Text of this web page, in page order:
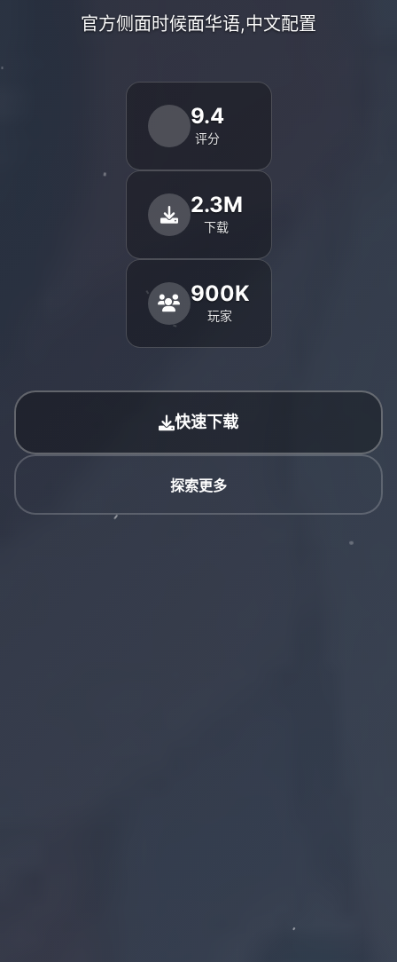
官方侧面时候面华语,中文配置
9.4
评分
2.3M
下载
900K
玩家
快速下载
探索更多